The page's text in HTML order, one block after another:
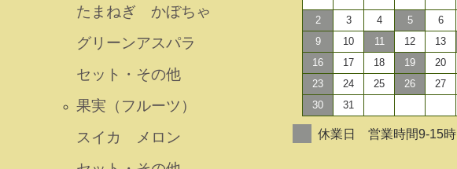
たまねぎ
かぼちゃ
グリーンアスパラ
セット・その他
果実（フルーツ）
スイカ
メロン
2
3 4 5 6
9
10 11 12 13
16
17 18 19 20
23
24 25 26 27
30
31
休業日 営業時間9-15時